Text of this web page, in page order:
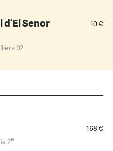
10 €
Senor
92
168 €
2e